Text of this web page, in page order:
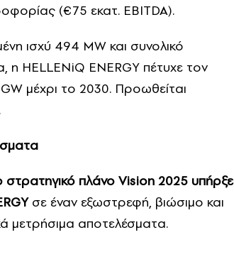
(€75 εκατ. EBITDA).
ισχύ 494 MW και συνολικό
HELLENiQ ENERGY πέτυχε τον
μέχρι το 2030. Προωθείται
στρατηγικό πλάνο Vision 2025 υπήρξε
σε έναν εξωστρεφή, βιώσιμο και
μετρήσιμα αποτελέσματα.